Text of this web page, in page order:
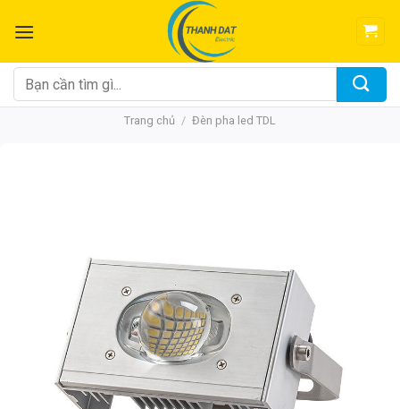
đến
dung
Tìm
kiếm:
Trang chủ / Đèn pha led TDL